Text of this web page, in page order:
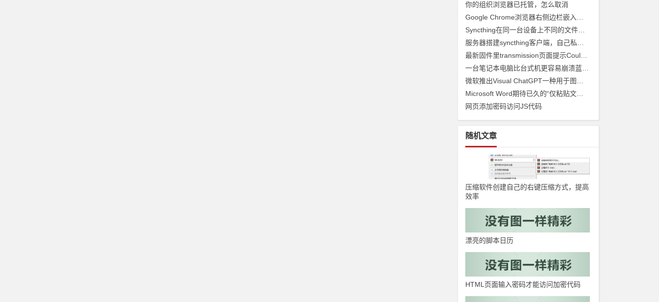
你的组织浏览器已托管，怎么取消
网页添加密码访问JS代码
随机文章
压缩软件创建自己的右键压缩方式，提高
效率
漂亮的脚本日历
HTML页面输入密码才能访问加密代码